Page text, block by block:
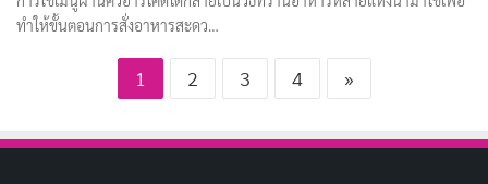
ทำให้ขั้นตอนการสั่งอาหารสะดว…
1 2 3 4 »